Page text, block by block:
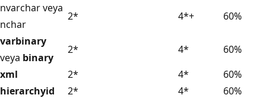
nvarcharveya
nchar
2* 4*+
60%
varbinary
veya binary
2* 4*
60%
xml
2* 4*
60%
hierarchyid
2* 4*
60%